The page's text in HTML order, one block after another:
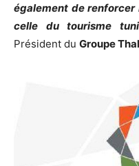
également de renforcer
celle du tourisme
Président du Groupe